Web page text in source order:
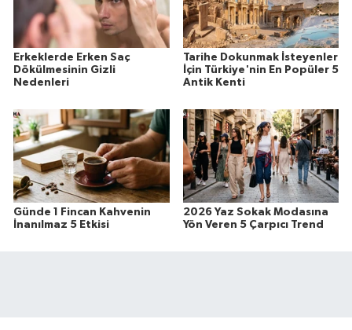
Erkeklerde Erken Saç
Dökülmesinin Gizli
Nedenleri
Tarihe Dokunmak İsteyenler
İçin Türkiye'nin En Popüler 5
Antik Kenti
Günde 1 Fincan Kahvenin
İnanılmaz 5 Etkisi
2026 Yaz Sokak Modasına
Yön Veren 5 Çarpıcı Trend